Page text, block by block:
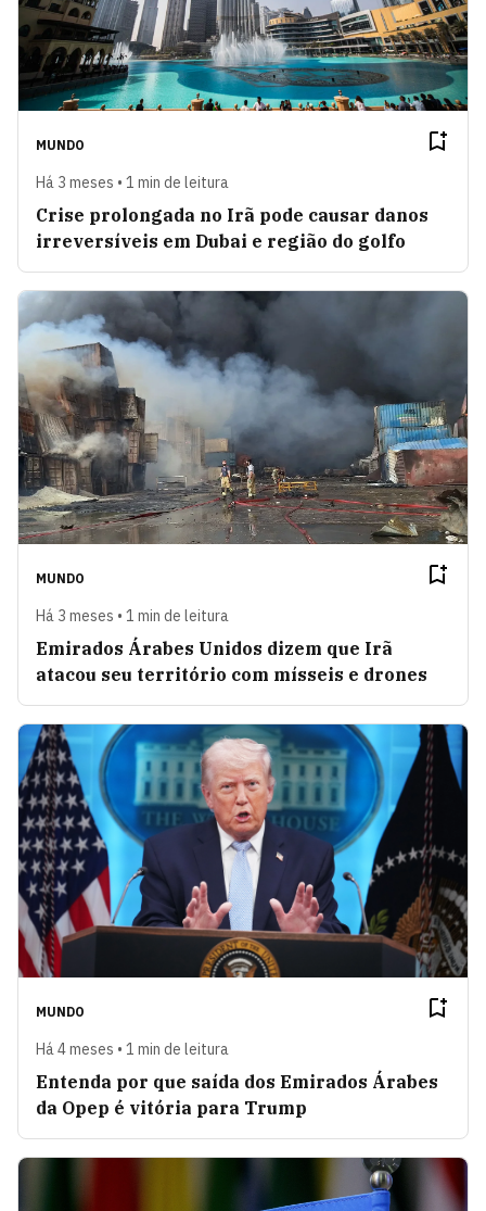
MUNDO
Há 3 meses • 1 min de leitura
Crise prolongada no Irã pode causar danos
irreversíveis em Dubai e região do golfo
MUNDO
Há 3 meses • 1 min de leitura
Emirados Árabes Unidos dizem que Irã
atacou seu território com mísseis e drones
MUNDO
Há 4 meses • 1 min de leitura
Entenda por que saída dos Emirados Árabes
da Opep é vitória para Trump